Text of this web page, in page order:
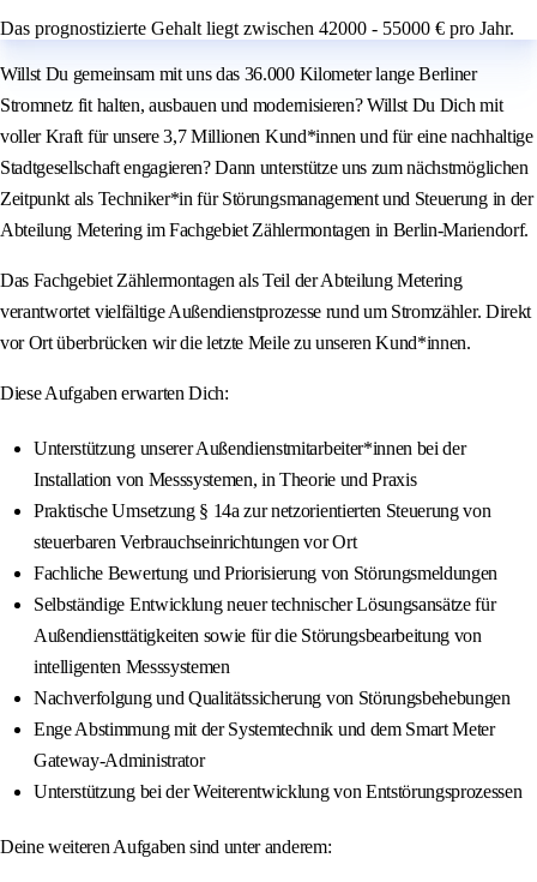
Das prognostizierte Gehalt liegt zwischen 42000 - 55000 € pro Jahr.
Willst Du gemeinsam mit uns das 36.000 Kilometer lange Berliner
Stromnetz fit halten, ausbauen und modernisieren? Willst Du Dich mit
voller Kraft für unsere 3,7 Millionen Kund*innen und für eine nachhaltige
Stadtgesellschaft engagieren? Dann unterstütze uns zum nächstmöglichen
Zeitpunkt als Techniker*in für Störungsmanagement und Steuerung in der
Abteilung Metering im Fachgebiet Zählermontagen in Berlin-Mariendorf.
Das Fachgebiet Zählermontagen als Teil der Abteilung Metering
verantwortet vielfältige Außendienstprozesse rund um Stromzähler. Direkt
vor Ort überbrücken wir die letzte Meile zu unseren Kund*innen.
Diese Aufgaben erwarten Dich:
Unterstützung unserer Außendienstmitarbeiter*innen bei der
Installation von Messsystemen, in Theorie und Praxis
Praktische Umsetzung § 14a zur netzorientierten Steuerung von
steuerbaren Verbrauchseinrichtungen vor Ort
Fachliche Bewertung und Priorisierung von Störungsmeldungen
Selbständige Entwicklung neuer technischer Lösungsansätze für
Außendiensttätigkeiten sowie für die Störungsbearbeitung von
intelligenten Messsystemen
Nachverfolgung und Qualitätssicherung von Störungsbehebungen
Enge Abstimmung mit der Systemtechnik und dem Smart Meter
Gateway-Administrator
Unterstützung bei der Weiterentwicklung von Entstörungsprozessen
Deine weiteren Aufgaben sind unter anderem: